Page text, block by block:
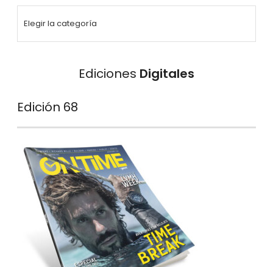
Ediciones Digitales
Edición 68